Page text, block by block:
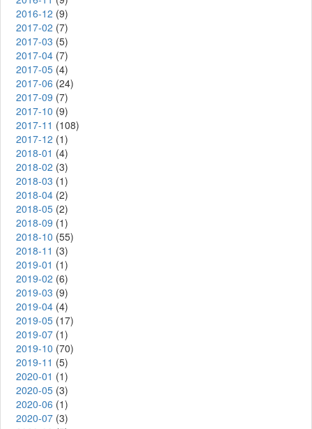
2016-12 (9)
2017-02 (7)
2017-03 (5)
2017-04 (7)
2017-05 (4)
2017-06 (24)
2017-09 (7)
2017-10 (9)
2017-11 (108)
2017-12 (1)
2018-01 (4)
2018-02 (3)
2018-03 (1)
2018-04 (2)
2018-05 (2)
2018-09 (1)
2018-10 (55)
2018-11 (3)
2019-01 (1)
2019-02 (6)
2019-03 (9)
2019-04 (4)
2019-05 (17)
2019-07 (1)
2019-10 (70)
2019-11 (5)
2020-01 (1)
2020-05 (3)
2020-06 (1)
2020-07 (3)